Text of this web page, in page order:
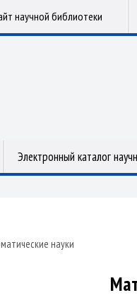
научной библиотеки
Электронный каталог
науки